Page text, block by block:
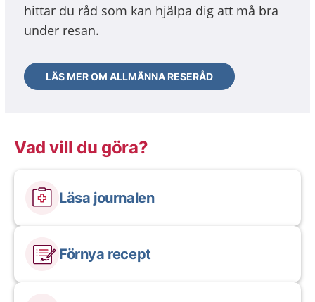
hittar du råd som kan hjälpa dig att må bra
under resan.
LÄS MER OM ALLMÄNNA RESERÅD
Vad vill du göra?
Läsa journalen
Förnya recept